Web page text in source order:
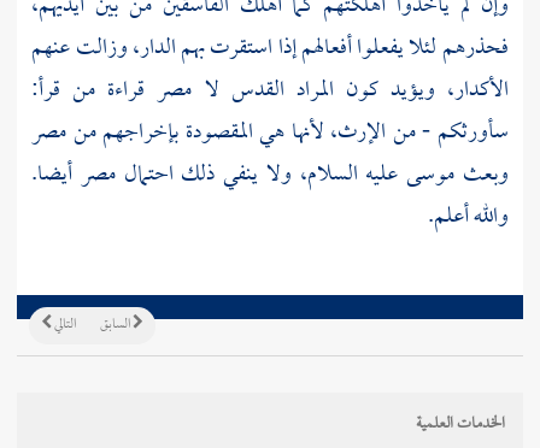
فحذرهم لئلا يفعلوا أفعالهم إذا استقرت بهم الدار، وزالت عنهم
الأكدار، ويؤيد كون المراد القدس لا مصر قراءة من قرأ:
سأورثكم - من الإرث، لأنها هي المقصودة بإخراجهم منمصر
وبعث موسىعليه السلام، ولا ينفي ذلك احتمال مصرأيضا.
والله أعلم.
التالي السابق
الخدمات العلمية